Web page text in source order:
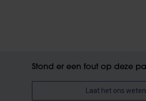
Stond er een fout op deze
Laat het ons weten